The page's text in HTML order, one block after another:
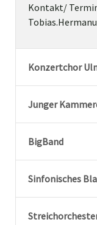
Kontakt/
Konzertchor
Junger
BigBand
Sinfonisches